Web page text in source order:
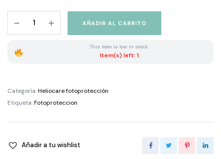
360
50+
quantity
AÑADIR AL CARRITO
This item is low in stock.
Item(s) left: 1
Categoría:Heliocare fotoprotección
Etiqueta:Fotoproteccion
Añadir a tu wishlist